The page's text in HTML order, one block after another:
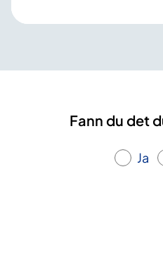
Fann du det
Ja